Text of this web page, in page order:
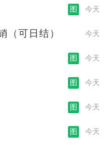
图 今天
（可日结） 今天
图 今天
图 今天
图 今天
图 今天